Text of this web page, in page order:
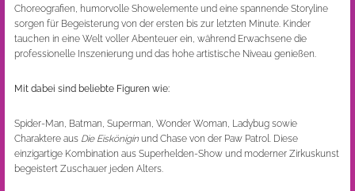
Choreografien, humorvolle Showelemente und eine spannende Storyline
sorgen für Begeisterung von der ersten bis zur letzten Minute. Kinder
tauchen in eine Welt voller Abenteuer ein, während Erwachsene die
professionelle Inszenierung und das hohe artistische Niveau genießen.
Mit dabei sind beliebte Figuren wie:
Spider-Man, Batman, Superman, Wonder Woman, Ladybug sowie
Charaktere aus Die Eiskönigin und Chase von der Paw Patrol. Diese
einzigartige Kombination aus Superhelden-Show und moderner Zirkuskunst
begeistert Zuschauer jeden Alters.